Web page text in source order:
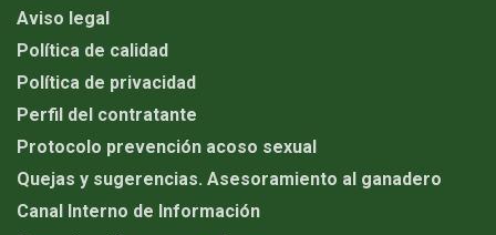
Aviso legal
Política de calidad
Política de privacidad
Perfil del contratante
Protocolo prevención acoso sexual
Quejas y sugerencias. Asesoramiento al ganadero
Canal Interno de Información